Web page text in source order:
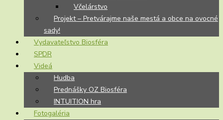
Včelárstvo
Projekt – Pretvárajme naše mestá a obce na ovocné
sady!
Vydavateľstvo Biosféra
SPDR
Videá
Hudba
Prednášky OZ Biosféra
INTUITION hra
Fotogaléria